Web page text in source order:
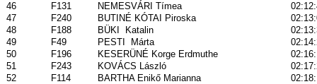
46
F131 NEMESVÁRI Tímea
47
F240 BUTINÉ KÓTAI Piroska
48
F188 BÜKI Katalin
49
F49 PESTI Márta
50
F196 KESERÜNÉ Korge Erdmuthe
51
F243 KOVÁCS László
52
F114 BARTHA Enikő Marianna